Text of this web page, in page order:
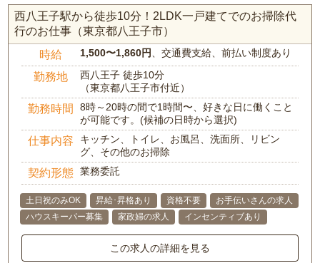
西八王子駅から徒歩10分！2LDK一戸建てでのお掃除代
行のお仕事（東京都八王子市）
時給 1,500〜1,860円、交通費支給、前払い制度あり
勤務地
西八王子 徒歩10分
（東京都八王子市付近）
勤務時間
8時～20時の間で1時間〜、好きな日に働くこと
が可能です。(候補の日時から選択)
仕事内容
キッチン、トイレ、お風呂、洗面所、リビン
グ、その他のお掃除
契約形態 業務委託
土日祝のみOK 昇給･昇格あり 資格不要
お手伝いさんの求人
ハウスキーパー募集
家政婦の求人 インセンティブあり
この求人の詳細を見る